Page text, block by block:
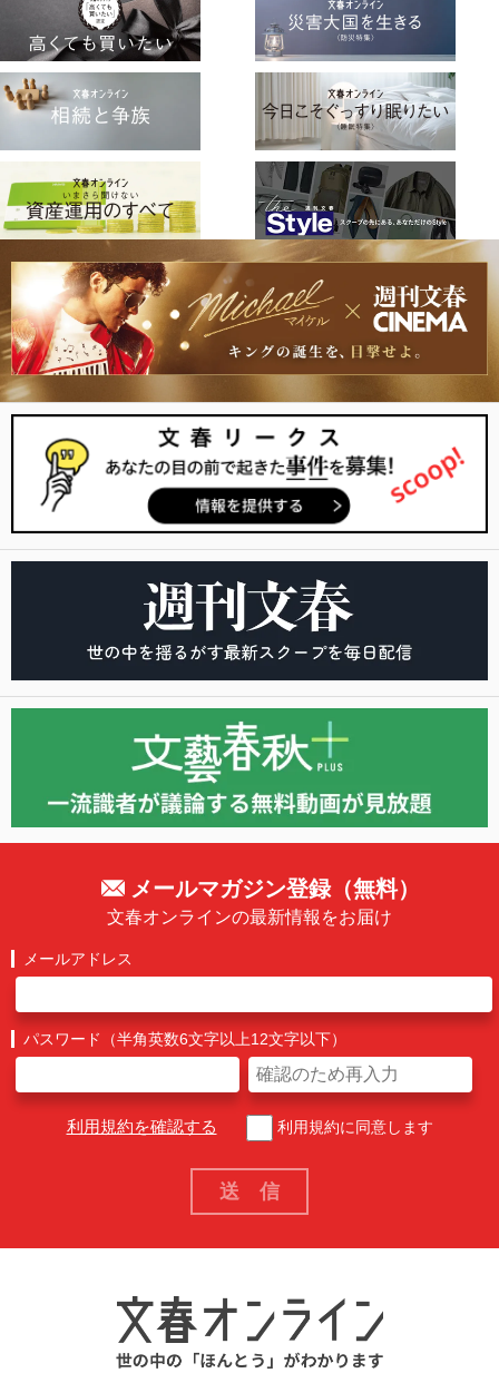
メールマガジン登録（無料）
文春オンラインの最新情報をお届け
メールアドレス
パスワード（半角英数6文字以上12文字以下）
利用規約を確認する 利用規約に同意します